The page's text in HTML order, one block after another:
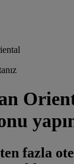
fazla